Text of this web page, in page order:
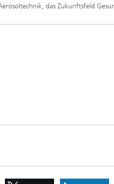
das Zukunftsfeld